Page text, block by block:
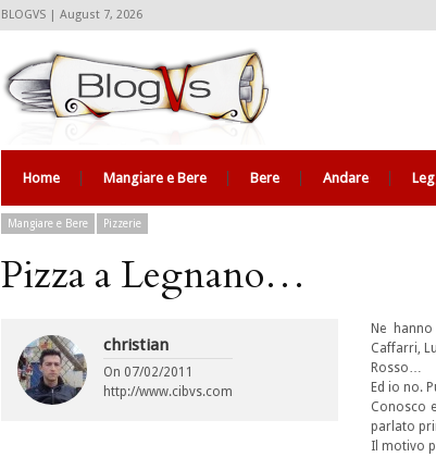
BLOGVS | August 7, 2026
Home Mangiare e Bere Bere Andare
Mangiare e Bere Pizzerie
Pizza a Legnano…
christian
On 07/02/2011
http://www.cibvs.com
Ne
Caffarri,
Rosso…
Ed io no.
Conosco
parlato
Il motivo